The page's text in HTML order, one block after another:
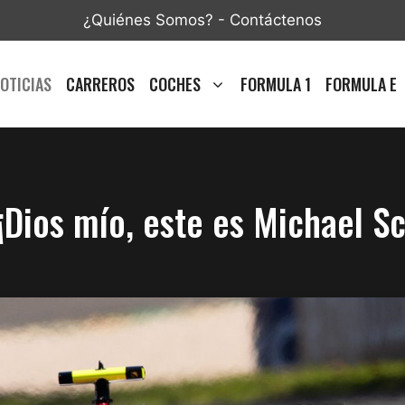
¿Quiénes Somos? - Contáctenos
CARREROS COCHES FORMULA 1 FORMULA E
mío, este es Michael